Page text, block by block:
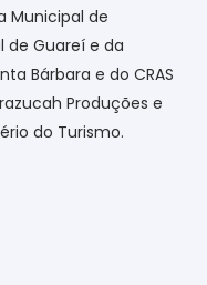
Municipal de
de Guareí e da
Bárbara e do CRAS
Produções e
do Turismo.